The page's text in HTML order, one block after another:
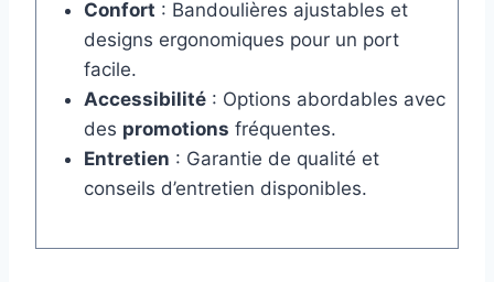
Confort : Bandoulières ajustables et
designs ergonomiques pour un port
facile.
Accessibilité: Options abordables avec
des promotions fréquentes.
Entretien : Garantie de qualité et
conseils d’entretien disponibles.